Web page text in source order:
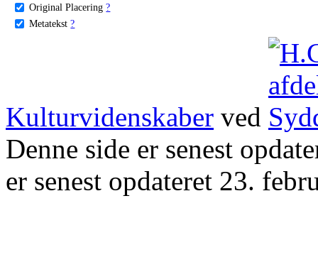
Original Placering ?
Metatekst ?
Kulturvidenskaber ved
Denne side er senest
er senest opdateret 23.